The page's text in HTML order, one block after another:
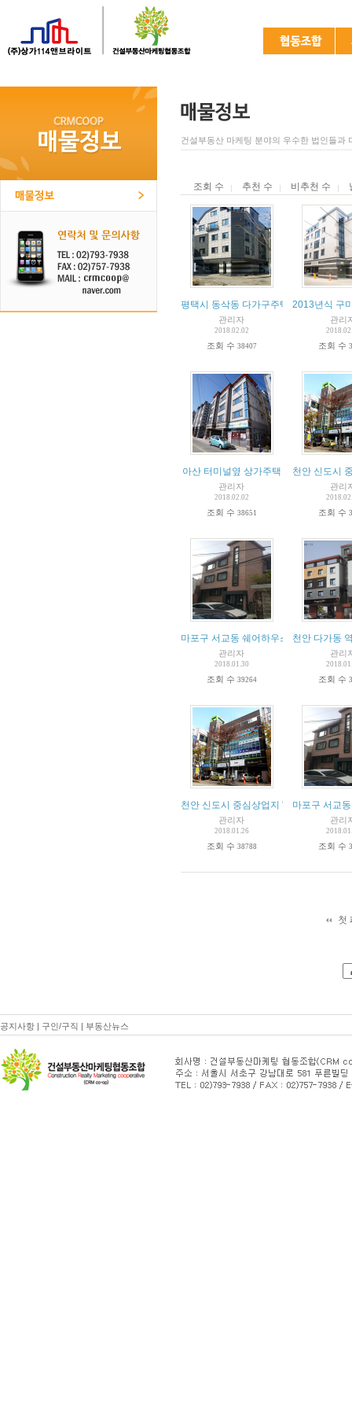
건설부동산 마케팅 분야의 우수한 법인들과
조회 수 추천 수 비추천 수
평택시 동삭동 다가구주택 4층 신축건물
관리자
2018.02.02
조회 수 38407
2013년식 구
관리
조회 수
아산 터미널옆 상가주택
관리자
2018.02.02
조회 수 38651
천안 신도시
관리
조회 수
마포구 서교동 쉐어하우스 매각
관리자
2018.01.30
조회 수 39264
천안 다가동
관리
조회 수
천안 신도시 중심상업지 "실속형 상가건
관리자
2018.01.26
조회 수 38788
마포구 서교
관리
조회 수
첫
공지사항 구인/구직 부동산뉴스